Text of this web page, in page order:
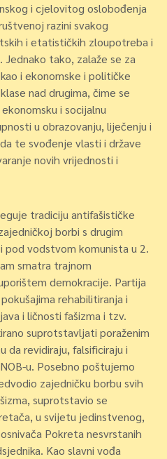
i cjelovitog oslobođenja
razini svakog
i etatističkih zloupotreba i
tako, zalaže se za
i ekonomske i političke
nad drugima, čime se
i socijalnu
u obrazovanju, liječenju i
te svođenje vlasti i države
novih vrijednosti i
tradiciju antifašističke
borbi s drugim
pod vodstvom komunista u 2.
smatra trajnom
demokracije. Partija
rehabilitiranja i
i ličnosti fašizma i tzv.
suprotstavljati poraženim
da revidiraju, falsificiraju i
u. Posebno poštujemo
zajedničku borbu svih
suprotstavio se
u svijetu jedinstvenog,
Pokreta nesvrstanih
Kao slavni vođa